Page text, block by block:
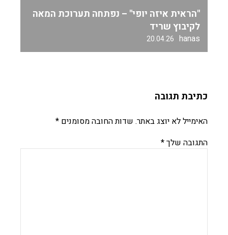
"הראית איזה יופי" – נפתחה תערוכת המאה
לקיבוץ שריד
hanas
20.04.26
כתיבת תגובה
האימייל לא יוצג באתר. שדות החובה מסומנים *
התגובה שלך*